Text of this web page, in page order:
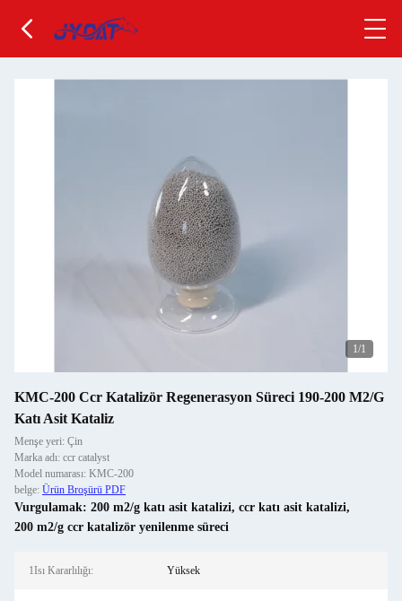
1/1
KMC-200 Ccr Katalizör Regenerasyon Süreci 190-200 M2/G
Katı Asit Kataliz
Menşe yeri: Çin
Marka adı: ccr catalyst
Model numarası: KMC-200
belge: Ürün Broşürü PDF
Vurgulamak: 200 m2/g katı asit katalizi, ccr katı asit katalizi,
200 m2/g ccr katalizör yenilenme süreci
1Isı Kararlılığı: Yüksek